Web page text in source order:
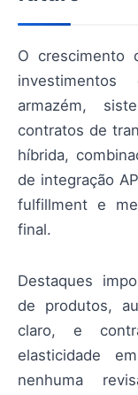
O crescimento
armazém,
contratos de
híbrida,
de integração
fulfillment e
final.
Destaques
de produtos,
claro, e
elasticidade
nenhuma